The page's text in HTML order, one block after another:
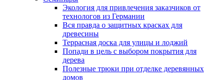
Экология для привлечения заказчиков от
технологов из Германии
Вся правда о защитных красках для
древесины
Террасная доска для улицы и лоджий
Попади в цель с выбором покрытия для
дерева
Полезные трюки при отделке деревянных
домов